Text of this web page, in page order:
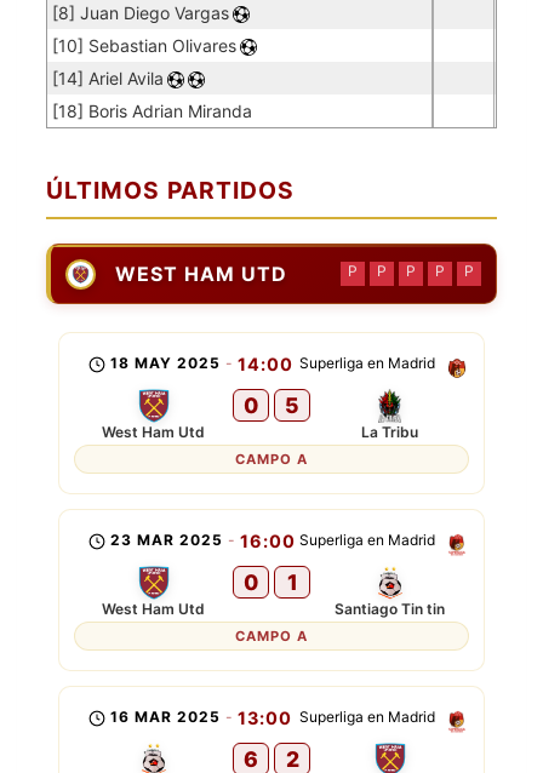
[8] Juan Diego Vargas
[10] Sebastian Olivares
[14] Ariel Avila
[18] Boris Adrian Miranda
ÚLTIMOS PARTIDOS
WEST HAM UTD P P P P P
Superliga en Madrid
18 MAY 2025 - 14:00
West Ham Utd
0 5
La Tribu
CAMPO A
Superliga en Madrid
23 MAR 2025 - 16:00
West Ham Utd
0 1
Santiago Tin tin
CAMPO A
Superliga en Madrid
16 MAR 2025 - 13:00
6 2